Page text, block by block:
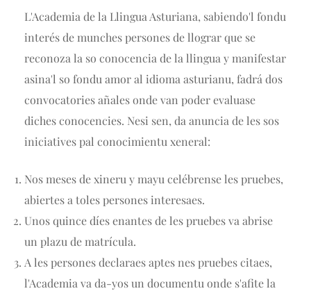
L'Academia de la Llingua Asturiana, sabiendo'l fondu
interés de munches persones de llograr que se
reconoza la so conocencia de la llingua y manifestar
asina'l so fondu amor al idioma asturianu, fadrá dos
convocatories añales onde van poder evaluase
diches conocencies. Nesi sen, da anuncia de les sos
iniciatives pal conocimientu xeneral:
Nos meses de xineru y mayu celébrense les pruebes,
abiertes a toles persones interesaes.
Unos quince díes enantes de les pruebes va abrise
un plazu de matrícula.
A les persones declaraes aptes nes pruebes citaes,
l'Academia va da-yos un documentu onde s'afite la